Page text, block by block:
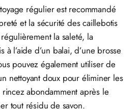
régulier est recommandé
et la sécurité des caillebotis
la saleté, la
l’aide d’un balai, d’une brosse
pouvez également utiliser de
nettoyant doux pour éliminer les
abondamment après le
tout résidu de savon.